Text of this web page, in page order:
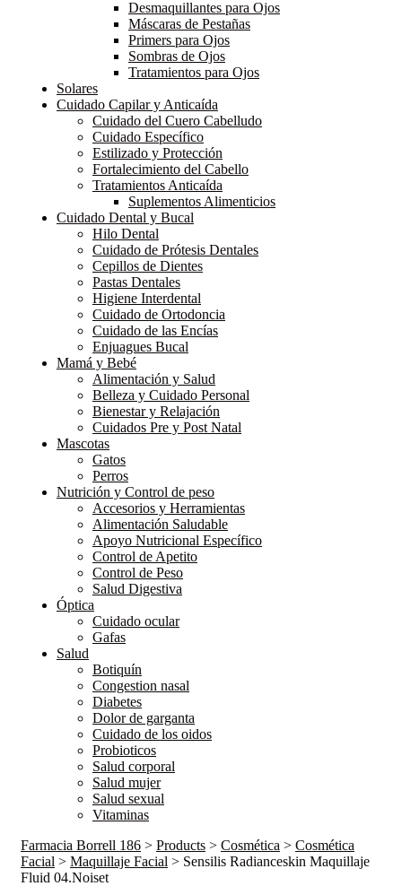
Desmaquillantes para Ojos
Máscaras de Pestañas
Primers para Ojos
Sombras de Ojos
Tratamientos para Ojos
Solares
Cuidado Capilar y Anticaída
Cuidado del Cuero Cabelludo
Cuidado Específico
Estilizado y Protección
Fortalecimiento del Cabello
Tratamientos Anticaída
Suplementos Alimenticios
Cuidado Dental y Bucal
Hilo Dental
Cuidado de Prótesis Dentales
Cepillos de Dientes
Pastas Dentales
Higiene Interdental
Cuidado de Ortodoncia
Cuidado de las Encías
Enjuagues Bucal
Mamá y Bebé
Alimentación y Salud
Belleza y Cuidado Personal
Bienestar y Relajación
Cuidados Pre y Post Natal
Mascotas
Gatos
Perros
Nutrición y Control de peso
Accesorios y Herramientas
Alimentación Saludable
Apoyo Nutricional Específico
Control de Apetito
Control de Peso
Salud Digestiva
Óptica
Cuidado ocular
Gafas
Salud
Botiquín
Congestion nasal
Diabetes
Dolor de garganta
Cuidado de los oidos
Probioticos
Salud corporal
Salud mujer
Salud sexual
Vitaminas
Farmacia Borrell 186 > Products > Cosmética > Cosmética
Facial > Maquillaje Facial > Sensilis Radianceskin Maquillaje
Fluid 04.Noiset